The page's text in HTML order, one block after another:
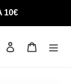
10€
Accedi Carrello